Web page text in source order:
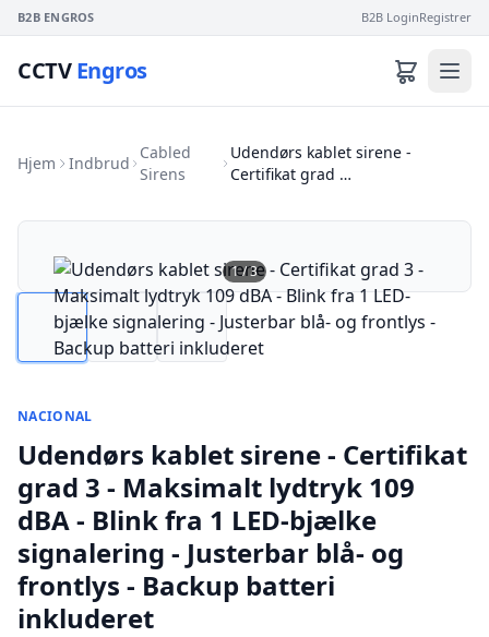
B2B ENGROS B2B LoginRegistrer
CCTVEngros
Hjem Indbrud
Cabled
Sirens
Udendørs kablet sirene -
Certifikat grad …
1/3
NACIONAL
Udendørs kablet sirene - Certifikat
grad 3 - Maksimalt lydtryk 109
dBA - Blink fra 1 LED-bjælke
signalering - Justerbar blå- og
frontlys - Backup batteri
inkluderet